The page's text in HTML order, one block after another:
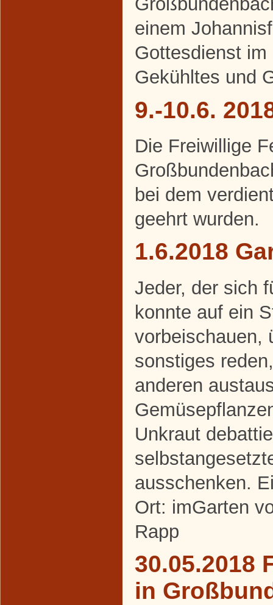
einem
Gottesdienst
Gekühltes und
9.-10.6.
Die Freiwillige
bei dem
geehrt wurden.
1.6.2018
Jeder, der sich
konnte auf ein
vorbeischauen,
sonstiges
anderen
Unkraut
ausschenken.
Ort: imGarten
Rapp
30.05.2018
in